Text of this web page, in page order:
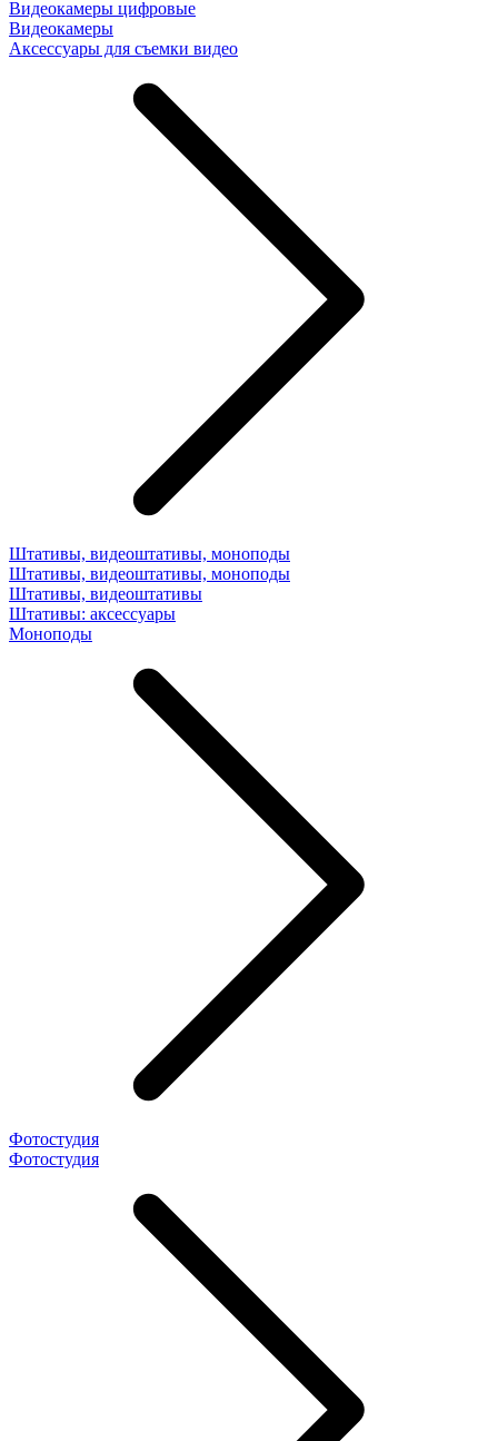
Видеокамеры цифровые
Видеокамеры
Аксессуары для съемки видео
Штативы, видеоштативы, моноподы
Штативы, видеоштативы, моноподы
Штативы, видеоштативы
Штативы: аксессуары
Моноподы
Фотостудия
Фотостудия